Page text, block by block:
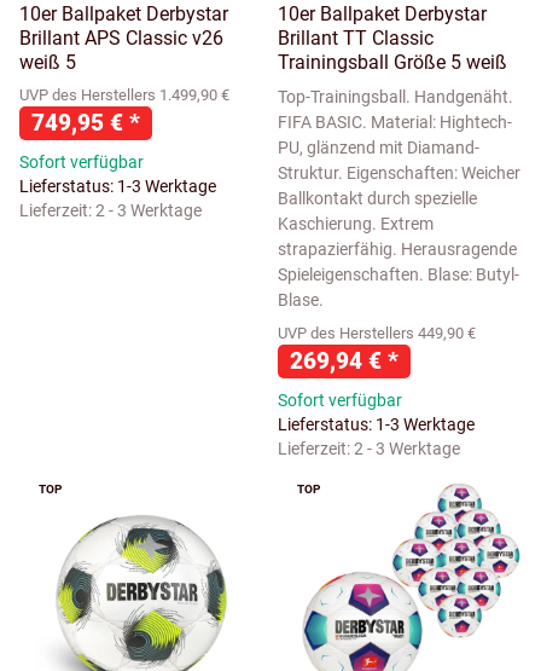
10er Ballpaket Derbystar
Brillant APS Classic v26
weiß 5
UVP des Herstellers 1.499,90 €
749,95 € *
Sofort verfügbar
Lieferstatus: 1-3 Werktage
Lieferzeit:2 - 3 Werktage
10er Ballpaket Derbystar
Brillant TT Classic
Trainingsball Größe 5 weiß
Top-Trainingsball. Handgenäht.
FIFA BASIC. Material: Hightech-
PU, glänzend mit Diamand-
Struktur. Eigenschaften: Weicher
Ballkontakt durch spezielle
Kaschierung. Extrem
strapazierfähig. Herausragende
Spieleigenschaften. Blase: Butyl-
Blase.
UVP des Herstellers 449,90 €
269,94 € *
Sofort verfügbar
Lieferstatus: 1-3 Werktage
Lieferzeit:2 - 3 Werktage
TOP TOP